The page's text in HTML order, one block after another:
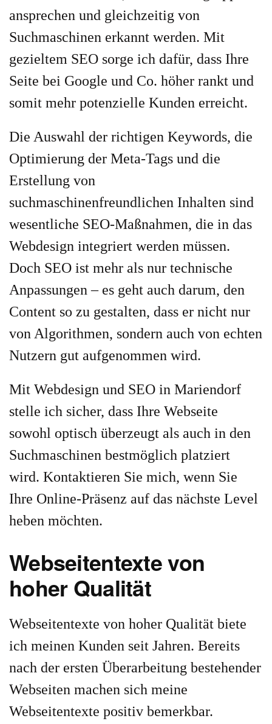
ansprechen und gleichzeitig von
Suchmaschinen erkannt werden. Mit
gezieltem SEO sorge ich dafür, dass Ihre
Seite bei Google und Co. höher rankt und
somit mehr potenzielle Kunden erreicht.
Die Auswahl der richtigen Keywords, die
Optimierung der Meta-Tags und die
Erstellung von
suchmaschinenfreundlichen Inhalten sind
wesentliche SEO-Maßnahmen, die in das
Webdesign integriert werden müssen.
Doch SEO ist mehr als nur technische
Anpassungen – es geht auch darum, den
Content so zu gestalten, dass er nicht nur
von Algorithmen, sondern auch von echten
Nutzern gut aufgenommen wird.
Mit Webdesign und SEO in Mariendorf
stelle ich sicher, dass Ihre Webseite
sowohl optisch überzeugt als auch in den
Suchmaschinen bestmöglich platziert
wird. Kontaktieren Sie mich, wenn Sie
Ihre Online-Präsenz auf das nächste Level
heben möchten.
Webseitentexte von
hoher Qualität
Webseitentexte von hoher Qualität biete
ich meinen Kunden seit Jahren. Bereits
nach der ersten Überarbeitung bestehender
Webseiten machen sich meine
Webseitentexte positiv bemerkbar.